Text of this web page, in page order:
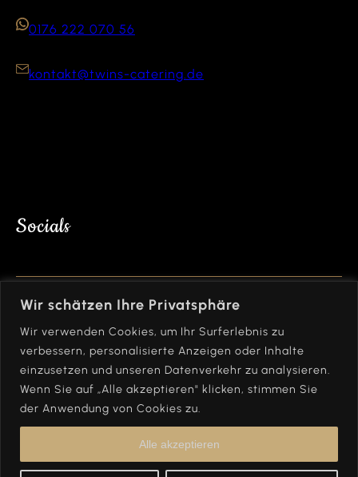
Wir schätzen Ihre Privatsphäre
Wir verwenden Cookies, um Ihr Surferlebnis zu
verbessern, personalisierte Anzeigen oder Inhalte
einzusetzen und unseren Datenverkehr zu analysieren.
Wenn Sie auf „Alle akzeptieren" klicken, stimmen Sie
der Anwendung von Cookies zu.
Alle akzeptieren
0176 222 070 56
kontakt@twins-catering.de
Socials
Bleibe mit uns in Kontakt und folge uns auf